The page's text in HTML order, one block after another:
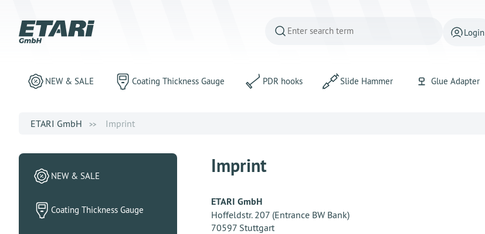
Login
NEW & SALE Coating Thickness Gauge PDR hooks Slide Hammer Glue Adapter
ETARI GmbH Imprint
Imprint
ETARI GmbH
Hoffeldstr. 207 (Entrance BW Bank)
70597 Stuttgart
NEW & SALE
Coating Thickness Gauge